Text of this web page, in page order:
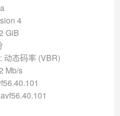
4
GiB
动态码率 (VBR)
Mb/s